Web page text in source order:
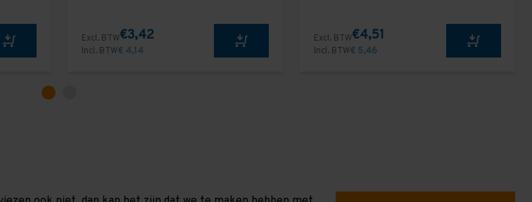
Excl. BTW€3,42
Incl. BTW€ 4,14
Excl. BTW€4,51
Incl. BTW€ 5,46